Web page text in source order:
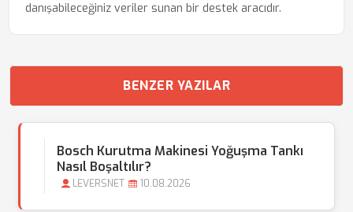
danışabileceğiniz veriler sunan bir destek aracıdır.
BENZER YAZILAR
Bosch Kurutma Makinesi Yoğuşma Tankı
Nasıl Boşaltılır?
LEVERSNET 10.08.2026